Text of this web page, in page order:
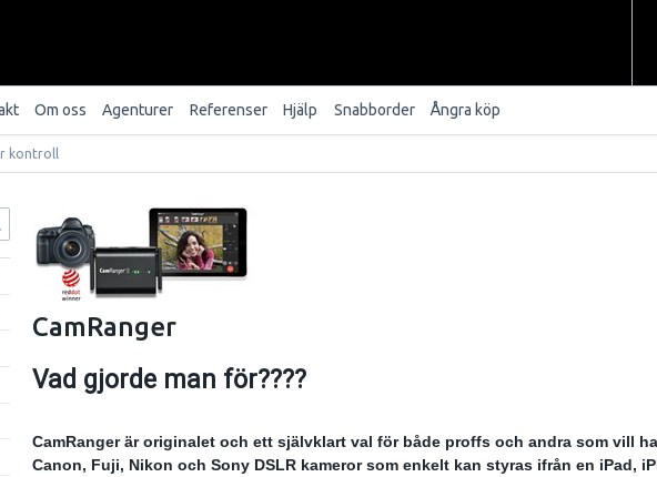
Om oss Agenturer Referenser Hjälp Snabborder Ångra köp
kontroll
CamRanger
Vad gjorde man för????
CamRanger är originalet och ett självklart val för både proffs och andra som vill
Canon, Fuji, Nikon och Sony DSLR kameror som enkelt kan styras ifrånen iPad,